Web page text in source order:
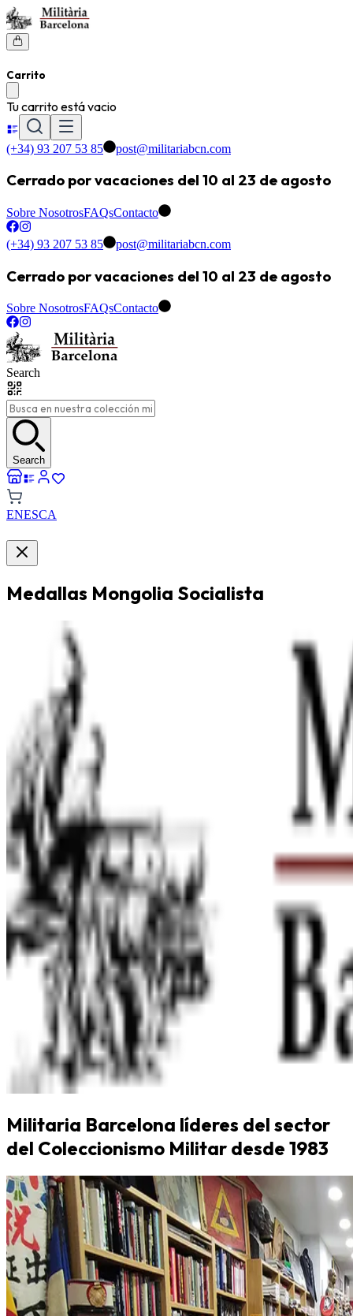
Carrito
Tu carrito está vacio
(+34) 93 207 53 85 post@militariabcn.com
Cerrado por vacaciones del 10 al 23 de agosto
Sobre NosotrosFAQsContacto
(+34) 93 207 53 85 post@militariabcn.com
Cerrado por vacaciones del 10 al 23 de agosto
Sobre NosotrosFAQsContacto
Search
Search
ENESCA
Medallas Mongolia Socialista
Militaria Barcelona líderes del sector
del Coleccionismo Militar desde 1983